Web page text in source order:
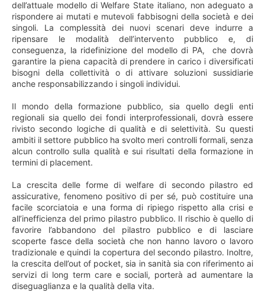
dell’attuale modello di Welfare State italiano, non adeguato a
rispondere ai mutati e mutevoli fabbisogni della società e dei
singoli. La complessità dei nuovi scenari deve indurre a
ripensare le modalità dell’intervento pubblico e, di
conseguenza, la ridefinizione del modello di PA, che dovrà
garantire la piena capacità di prendere in carico i diversificati
bisogni della collettività o di attivare soluzioni sussidiarie
anche responsabilizzando i singoli individui.
Il mondo della formazione pubblico, sia quello degli enti
regionali sia quello dei fondi interprofessionali, dovrà essere
rivisto secondo logiche di qualità e di selettività. Su questi
ambiti il settore pubblico ha svolto meri controlli formali, senza
alcun controllo sulla qualità e sui risultati della formazione in
termini di placement.
La crescita delle forme di welfare di secondo pilastro ed
assicurative, fenomeno positivo di per sé, può costituire una
facile scorciatoia e una forma di ripiego rispetto alla crisi e
all’inefficienza del primo pilastro pubblico. Il rischio è quello di
favorire l’abbandono del pilastro pubblico e di lasciare
scoperte fasce della società che non hanno lavoro o lavoro
tradizionale e quindi la copertura del secondo pilastro. Inoltre,
la crescita dell’out of pocket, sia in sanità sia con riferimento ai
servizi di long term care e sociali, porterà ad aumentare la
diseguaglianza e la qualità della vita.